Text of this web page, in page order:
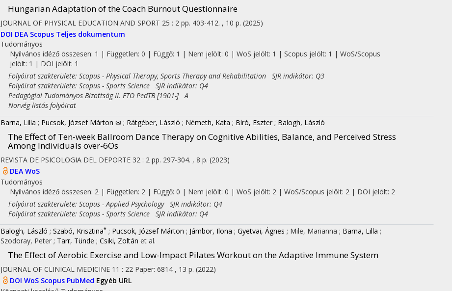
Hungarian Adaptation of the Coach Burnout Questionnaire
JOURNAL OF PHYSICAL EDUCATION AND SPORT 25 : 2 pp. 403-412. , 10 p. (2025)
DOI DEA Scopus Teljes dokumentum
Tudományos
Nyilvános idéző összesen: 1 | Független: 0 | Függő: 1 | Nem jelölt: 0 | WoS jelölt: 1 | Scopus jelölt: 1 | WoS/Scopus
jelölt: 1 | DOI jelölt: 1
Folyóirat szakterülete: Scopus - Physical Therapy, Sports Therapy and Rehabilitation SJR indikátor: Q3
Folyóirat szakterülete: Scopus - Sports Science SJR indikátor: Q4
Pedagógiai Tudományos Bizottság II. FTO PedTB [1901-] A
Norvég listás folyóirat
Barna, Lilla ; Pucsok, József Márton ✉ ; Rátgéber, László ; Németh, Kata ; Bíró, Eszter ; Balogh, László
The Effect of Ten-week Ballroom Dance Therapy on Cognitive Abilities, Balance, and Perceived Stress
Among Individuals over-6Os
REVISTA DE PSICOLOGIA DEL DEPORTE 32 : 2 pp. 297-304. , 8 p. (2023)
DEA WoS
Tudományos
Nyilvános idéző összesen: 2 | Független: 2 | Függő: 0 | Nem jelölt: 0 | WoS jelölt: 2 | WoS/Scopus jelölt: 2 | DOI jelölt: 2
Folyóirat szakterülete: Scopus - Applied Psychology SJR indikátor: Q4
Folyóirat szakterülete: Scopus - Sports Science SJR indikátor: Q4
Balogh, László ; Szabó, Krisztina* ; Pucsok, József Márton ; Jámbor, Ilona ; Gyetvai, Ágnes ; Mile, Marianna ; Barna, Lilla ;
Szodoray, Peter ; Tarr, Tünde ; Csiki, Zoltán et al.
The Effect of Aerobic Exercise and Low-Impact Pilates Workout on the Adaptive Immune System
JOURNAL OF CLINICAL MEDICINE 11 : 22 Paper: 6814 , 13 p. (2022)
DOI WoS Scopus PubMed Egyéb URL